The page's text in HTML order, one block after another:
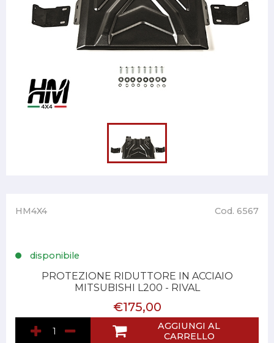
HM4X4 Cod. 6567
disponibile
PROTEZIONE RIDUTTORE IN ACCIAIO
MITSUBISHI L200 - RIVAL
€175,00
AGGIUNGI AL
CARRELLO